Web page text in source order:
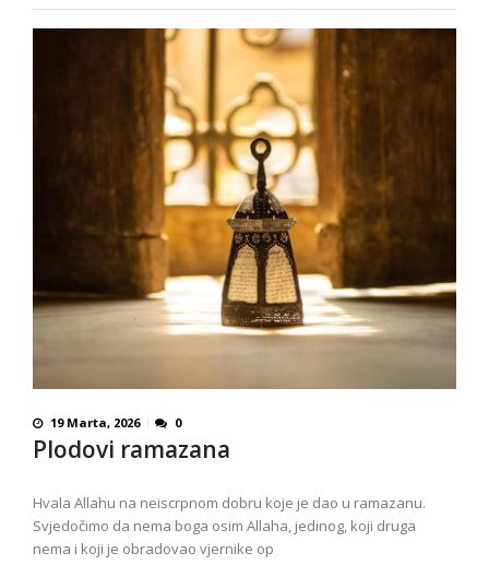
19 Marta, 2026 0
Plodovi ramazana
Hvala Allahu na neiscrpnom dobru koje je dao u ramazanu.
Svjedočimo da nema boga osim Allaha, jedinog, koji druga
nema i koji je obradovao vjernike op